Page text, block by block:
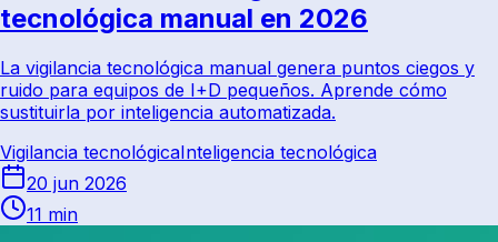
tecnológica manual en 2026
La vigilancia tecnológica manual genera puntos ciegos y
ruido para equipos de I+D pequeños. Aprende cómo
sustituirla por inteligencia automatizada.
Vigilancia tecnológicaInteligencia tecnológica
20 jun 2026
11 min